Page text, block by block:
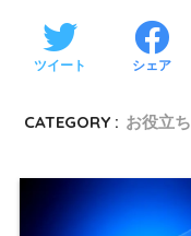
ツイート シェア
CATEGORY : お役立ち